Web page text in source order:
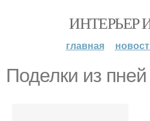
ИНТЕРЬЕР
главная
Поделки из пней